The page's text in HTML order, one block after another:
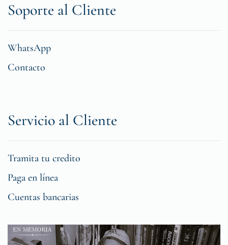
Soporte al Cliente
WhatsApp
Contacto
Servicio al Cliente
Tramita tu credito
Paga en línea
Cuentas bancarias